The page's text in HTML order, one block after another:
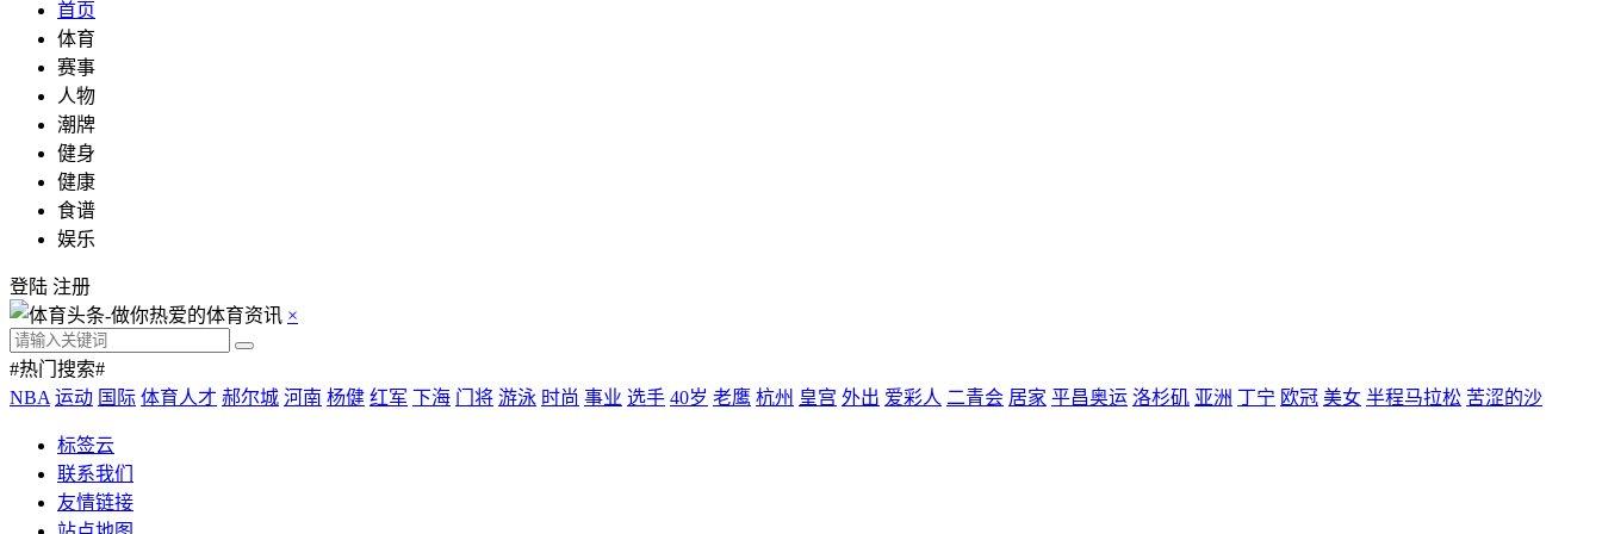
首页
体育
赛事
人物
潮牌
健身
健康
食谱
娱乐
登陆 注册
×
#热门搜索#
NBA 运动 国际 体育人才 郝尔城 河南 杨健 红军 下海 门将 游泳 时尚 事业 选手 40岁 老鹰 杭州 皇宫 外出 爱彩人 二青会 居家 平昌奥运 洛杉矶 亚洲 丁宁 欧冠 美女 半程马拉松 苦涩的沙
标签云
联系我们
友情链接